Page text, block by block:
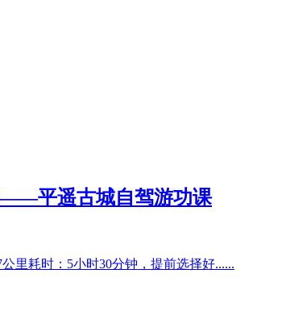
平遥古城自驾游功课
里耗时：5小时30分钟，提前选择好......